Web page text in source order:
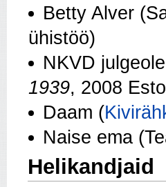
Betty Alver
ühistöö)
NKVD
1939, 2008
Daam (
Naise ema
Helikandjaid